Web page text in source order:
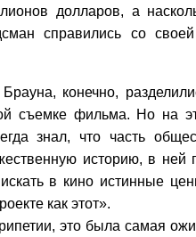
долларов, а
справились со своей
конечно,
съемке фильма. Но на
знал, что часть
историю, в ней
в кино истинные
как этот».
это была самая